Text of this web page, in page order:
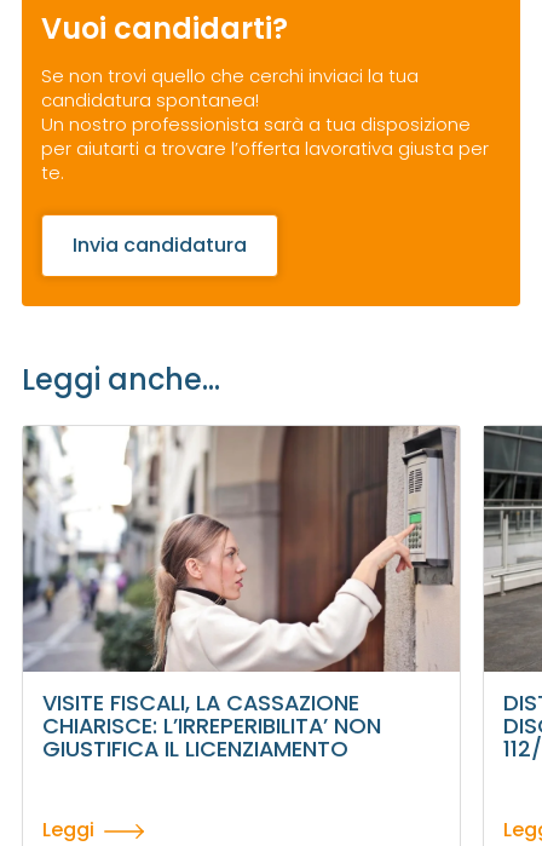
Vuoi candidarti?
Se non trovi quello che cerchi inviaci la tua
candidatura spontanea!
Un nostro professionista sarà a tua disposizione
per aiutarti a trovare l’offerta lavorativa giusta per
te.
Invia candidatura
Leggi anche...
VISITE FISCALI, LA CASSAZIONE
CHIARISCE: L’IRREPERIBILITA’ NON
GIUSTIFICA IL LICENZIAMENTO
Leggi